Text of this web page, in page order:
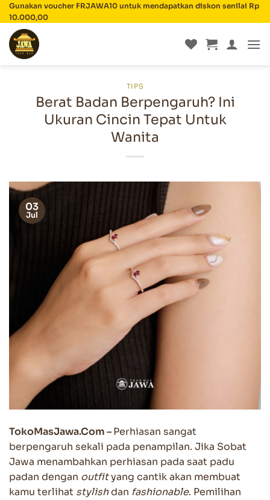
Skip
to
content
Gunakan voucher FRJAWA10 untuk mendapatkan diskon senilai Rp
10.000,00
TIPS
Berat Badan Berpengaruh? Ini
Ukuran Cincin Tepat Untuk
Wanita
03
Jul
TokoMasJawa.Com –Perhiasan sangat
berpengaruh sekali pada penampilan. Jika Sobat
Jawa menambahkan perhiasan pada saat padu
padan dengan outfityang cantik akan membuat
kamu terlihat stylishdan fashionable. Pemilihan